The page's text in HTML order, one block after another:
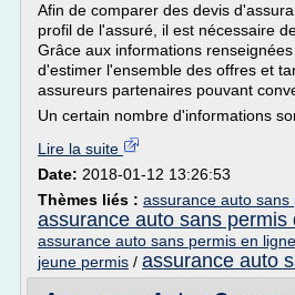
Afin de comparer des devis
profil de l'assuré, il est nécessaire
Grâce aux informations
d'estimer l'ensemble des offres et
assureurs partenaires pouvant
Un certain nombre d'informations
Lire la suite
Date: 2018-01-12 13:26:53
Thèmes liés : assurance auto
assurance auto sans permis
assurance auto sans permis en ligne
jeune permis / assurance auto